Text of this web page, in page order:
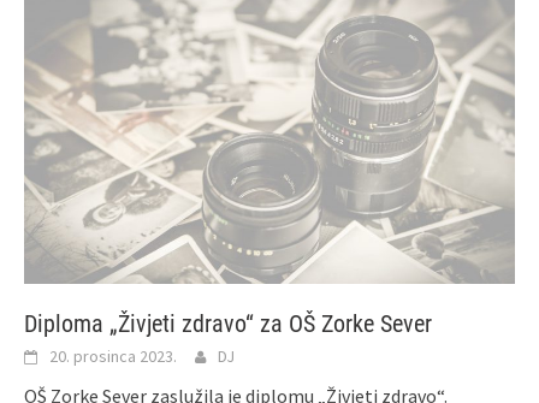
Diploma „Živjeti zdravo“ za OŠ Zorke Sever
20. prosinca 2023. DJ
OŠ Zorke Sever zaslužila je diplomu „Živjeti zdravo“.